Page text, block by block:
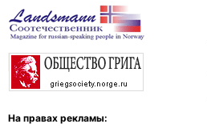
На правах рекламы: